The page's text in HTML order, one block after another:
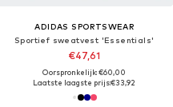
ADIDAS SPORTSWEAR
Sportief sweatvest 'Essentials'
€47,61
Oorspronkelijk: €60,00
Laatste laagste prijs:€33,92